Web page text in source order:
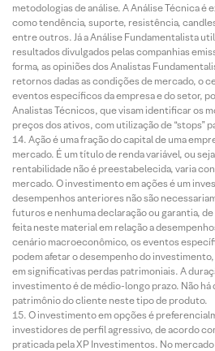
metodologias de análise. A Análise Técnica
como tendência, suporte, resistência,
entre outros. Já a Análise Fundamentalista
resultados divulgados pelas companhias
forma, as opiniões dos Analistas
retornos dadas as condições de mercado, o
eventos específicos da empresa e do setor,
Analistas Técnicos, que visam identificar os
preços dos ativos, com utilização de “stops”
Ação é uma fração do capital de uma
mercado. É um título de renda variável, ou
rentabilidade não é preestabelecida, varia
mercado. O investimento em ações é um
desempenhos anteriores não são
futuros e nenhuma declaração ou garantia,
feita neste material em relação a
cenário macroeconômico, os eventos
podem afetar o desempenho do
em significativas perdas patrimoniais. A
investimento é de médio-longo prazo. Não
patrimônio do cliente neste tipo de produto.
O investimento em opções é
investidores de perfil agressivo, de acordo
praticada pela XP Investimentos. No